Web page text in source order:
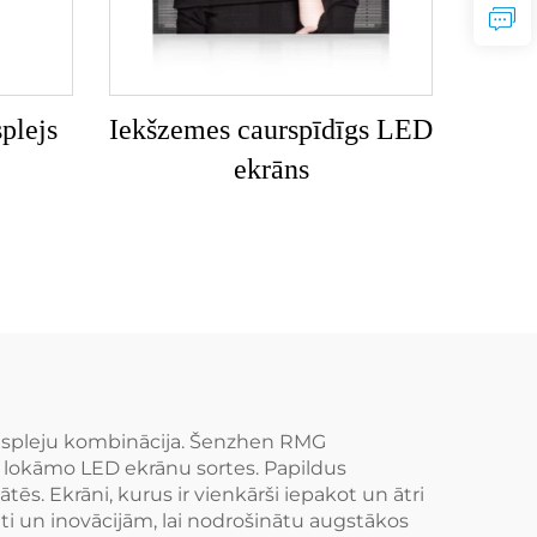
Iekšzemes caurspīdīgs LED
ekrāns
kombinācija. Šenzhen RMG
LED ekrānu sortes. Papildus
Ekrāni, kurus ir vienkārši iepakot un ātri
un inovācijām, lai nodrošinātu augstākos